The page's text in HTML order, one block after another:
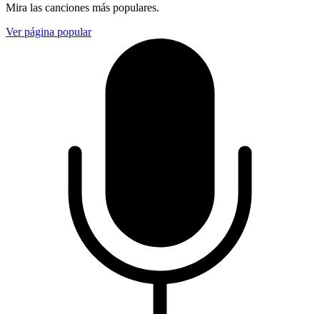
Mira las canciones más populares.
Ver página popular